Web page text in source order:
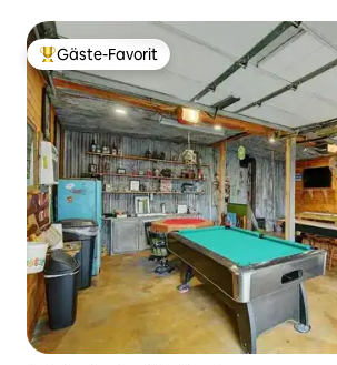
Beliebter Gäste-Favorit.
Gäste-Favorit